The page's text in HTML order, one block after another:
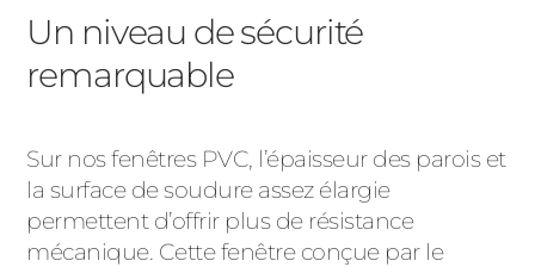
Un niveau de sécurité
remarquable
Sur nos fenêtres PVC, l’épaisseur des parois et
la surface de soudure assez élargie
permettent d’offrir plus de résistance
mécanique. Cette fenêtre conçue par le